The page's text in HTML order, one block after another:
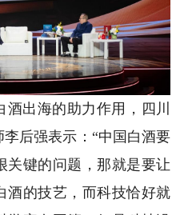
酒出海的助力作用，四川
后强表示：“中国白酒要
关键的问题，那就是要让
酒的技艺，而科技恰好就